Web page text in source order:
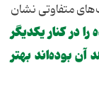
متفاوتی نشان
در کنار یکدیگر
آن بوده‌اند بهتر